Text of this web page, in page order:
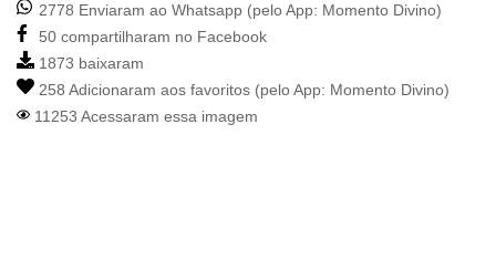
2778 Enviaram ao Whatsapp (pelo App: Momento Divino)
50 compartilharam no Facebook
1873 baixaram
258 Adicionaram aos favoritos (pelo App: Momento Divino)
11253 Acessaram essa imagem